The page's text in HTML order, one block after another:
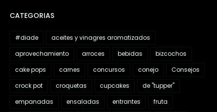
CATEGORIAS
#diade
aceites y vinagres aromatizados
aprovechamiento
arroces bebidas
bizcochos
cake pops
carnes concursos conejo
Consejos
crock pot
croquetas cupcakes
de "tupper"
empanadas
ensaladas entrantes
fruta